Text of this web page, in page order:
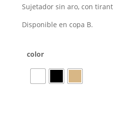
Sujetador sin aro, con
Disponible en copa B.
color